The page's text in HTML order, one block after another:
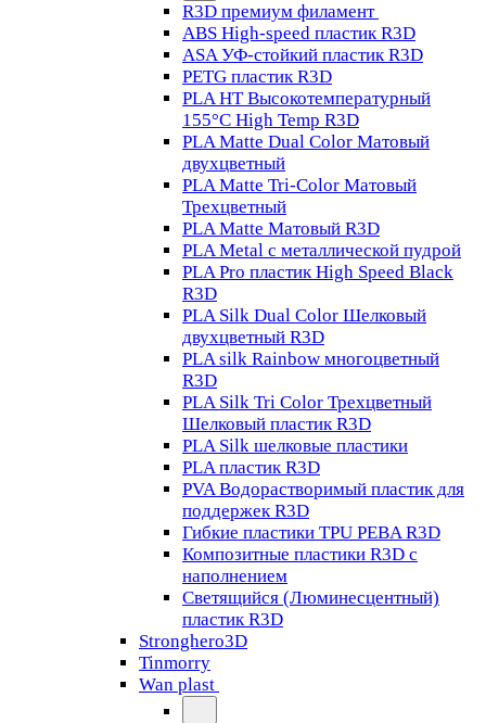
R3D премиум филамент
ABS High-speed пластик R3D
ASA УФ-стойкий пластик R3D
PETG пластик R3D
PLA HT Высокотемпературный
155°C High Temp R3D
PLA Matte Dual Color Матовый
двухцветный
PLA Matte Tri-Color Матовый
Трехцветный
PLA Matte Матовый R3D
PLA Metal с металлической пудрой
PLA Pro пластик High Speed Black
R3D
PLA Silk Dual Color Шелковый
двухцветный R3D
PLA silk Rainbow многоцветный
R3D
PLA Silk Tri Color Трехцветный
Шелковый пластик R3D
PLA Silk шелковые пластики
PLA пластик R3D
PVA Водорастворимый пластик для
поддержек R3D
Гибкие пластики TPU PEBA R3D
Композитные пластики R3D с
наполнением
Светящийся (Люминесцентный)
пластик R3D
Stronghero3D
Tinmorry
Wan plast